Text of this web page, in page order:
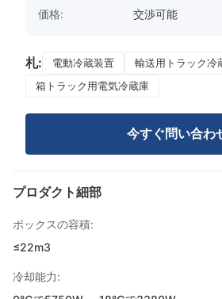
価格:
交渉可能
札: 電動冷蔵装置
輸送用トラック冷
箱トラック用電気冷蔵庫
今すぐ問い合わ
プロダクト細部
ボックスの容積:
≤22m3
冷却能力: